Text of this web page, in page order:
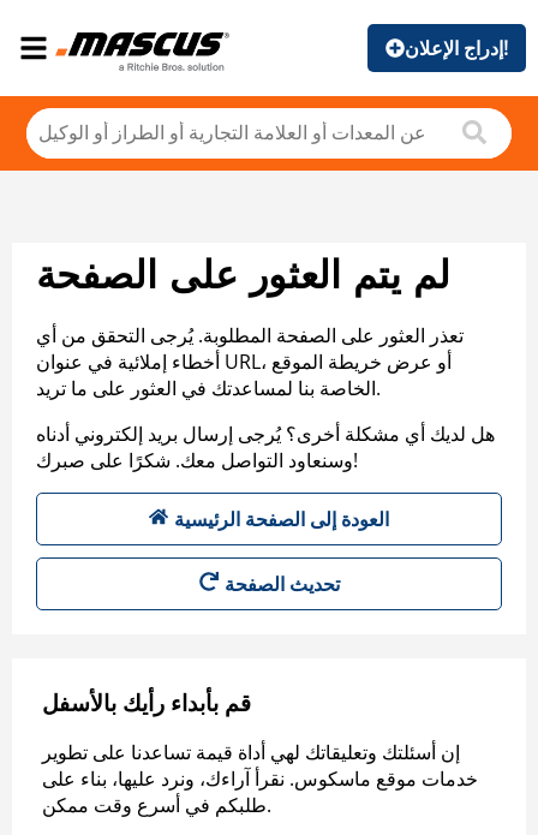
إدراج الإعلان!
لم يتم العثور على الصفحة
تعذر العثور على الصفحة المطلوبة. يُرجى التحقق من أي
أخطاء إملائية في عنوان URL، أو عرض خريطة الموقع
الخاصة بنا لمساعدتك في العثور على ما تريد.
هل لديك أي مشكلة أخرى؟ يُرجى إرسال بريد إلكتروني أدناه
وسنعاود التواصل معك. شكرًا على صبرك!
العودة إلى الصفحة الرئيسية
تحديث الصفحة
قم بأبداء رأيك بالأسفل
إن أسئلتك وتعليقاتك لهي أداة قيمة تساعدنا على تطوير
خدمات موقع ماسكوس. نقرأ آراءك، ونرد عليها، بناء على
طلبكم في أسرع وقت ممكن.